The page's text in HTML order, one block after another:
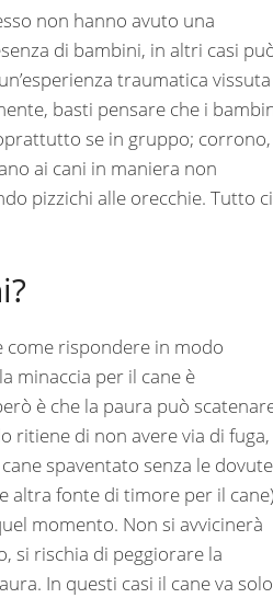
non hanno avuto una
di bambini, in altri casi
traumatica
basti pensare che i
se in gruppo; corrono,
ai cani in maniera non
pizzichi alle orecchie. Tutto
come rispondere in modo
minaccia per il cane è
è che la paura può
ritiene di non avere via di fuga,
spaventato senza le dovute
altra fonte di timore per il cane)
momento. Non si avvicinerà
si rischia di peggiorare la
In questi casi il cane va solo